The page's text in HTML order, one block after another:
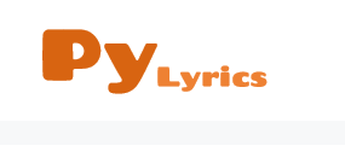
content